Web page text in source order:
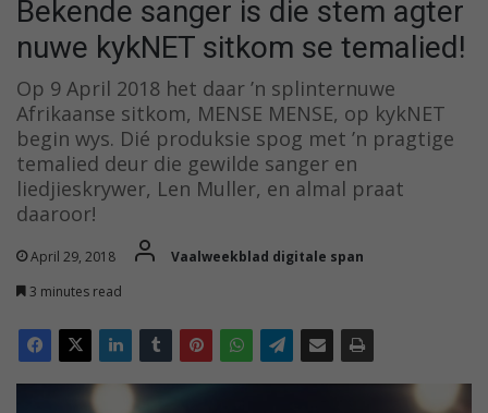
Bekende sanger is die stem agter
nuwe kykNET sitkom se temalied!
Op 9 April 2018 het daar ’n splinternuwe
Afrikaanse sitkom, MENSE MENSE, op kykNET
begin wys. Dié produksie spog met ’n pragtige
temalied deur die gewilde sanger en
liedjieskrywer, Len Muller, en almal praat
daaroor!
April 29, 2018
Vaalweekblad digitale span
3 minutes read